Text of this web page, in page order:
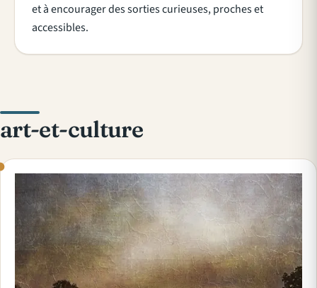
et à encourager des sorties curieuses, proches et
accessibles.
art-et-culture